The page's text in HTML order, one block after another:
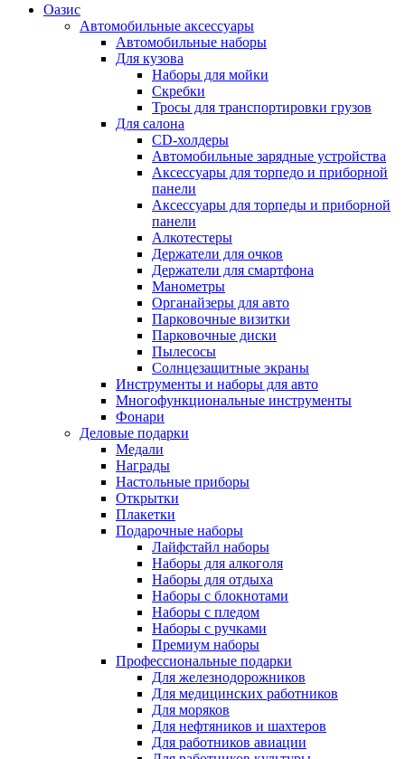
Оазис
Автомобильные аксессуары
Автомобильные наборы
Для кузова
Наборы для мойки
Скребки
Тросы для транспортировки грузов
Для салона
CD-холдеры
Автомобильные зарядные устройства
Аксессуары для торпедо и приборной
панели
Аксессуары для торпеды и приборной
панели
Алкотестеры
Держатели для очков
Держатели для смартфона
Манометры
Органайзеры для авто
Парковочные визитки
Парковочные диски
Пылесосы
Солнцезащитные экраны
Инструменты и наборы для авто
Многофункциональные инструменты
Фонари
Деловые подарки
Медали
Награды
Настольные приборы
Открытки
Плакетки
Подарочные наборы
Лайфстайл наборы
Наборы для алкоголя
Наборы для отдыха
Наборы с блокнотами
Наборы с пледом
Наборы с ручками
Премиум наборы
Профессиональные подарки
Для железнодорожников
Для медицинских работников
Для моряков
Для нефтяников и шахтеров
Для работников авиации